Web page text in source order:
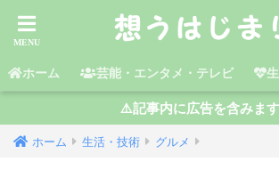
ホーム 芸能・エンタメ・テレビ
⚠️記事内に広告を含みます
ホーム 生活・技術 グルメ